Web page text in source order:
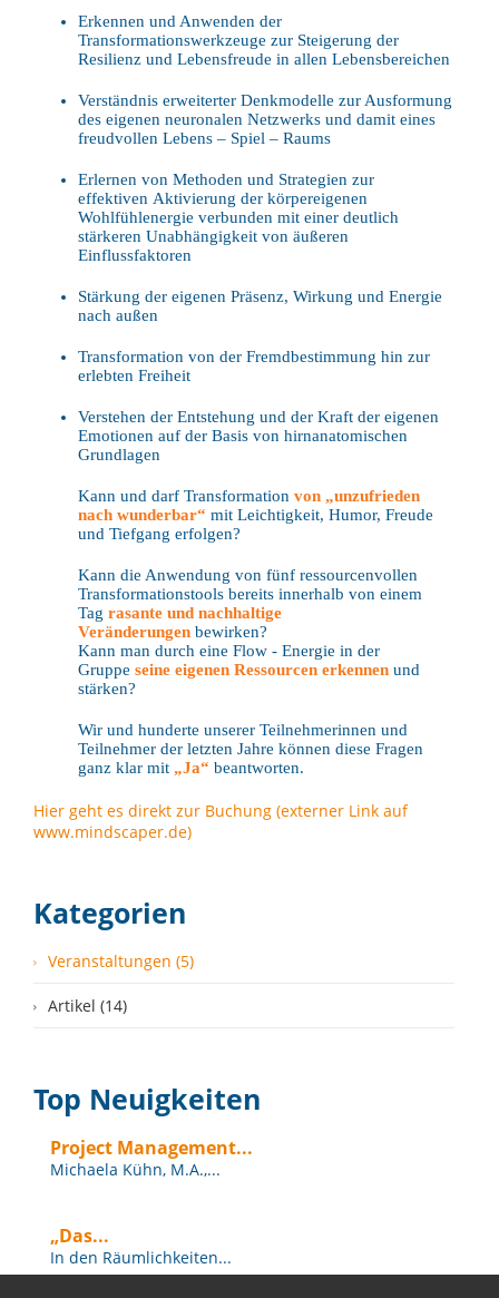
Erkennen und Anwenden der
Transformationswerkzeuge zur Steigerung der
Resilienz und Lebensfreude in allen Lebensbereichen
Verständnis erweiterter Denkmodelle zur Ausformung
des eigenen neuronalen Netzwerks und damit eines
freudvollen Lebens – Spiel – Raums
Erlernen von Methoden und Strategien zur
effektiven Aktivierung der körpereigenen
Wohlfühlenergie verbunden mit einer deutlich
stärkeren Unabhängigkeit von äußeren
Einflussfaktoren
Stärkung der eigenen Präsenz, Wirkung und Energie
nach außen
Transformation von der Fremdbestimmung hin zur
erlebten Freiheit
Verstehen der Entstehung und der Kraft der eigenen
Emotionen auf der Basis von hirnanatomischen
Grundlagen
Kann und darf Transformation von „unzufrieden
nach wunderbar“ mit Leichtigkeit, Humor, Freude
und Tiefgang erfolgen?
Kann die Anwendung von fünf ressourcenvollen
Transformationstools bereits innerhalb von einem
Tag rasante und nachhaltige
Veränderungen bewirken?
Kann man durch eine Flow - Energie in der
Gruppe seine eigenen Ressourcen erkennen und
stärken?
Wir und hunderte unserer Teilnehmerinnen und
Teilnehmer der letzten Jahre können diese Fragen
ganz klar mit „Ja“ beantworten.
Hier geht es direkt zur Buchung (externer Link auf
www.mindscaper.de)
Kategorien
Veranstaltungen (5)
Artikel (14)
Top Neuigkeiten
Project Management...
Michaela Kühn, M.A.,...
„Das...
In den Räumlichkeiten...